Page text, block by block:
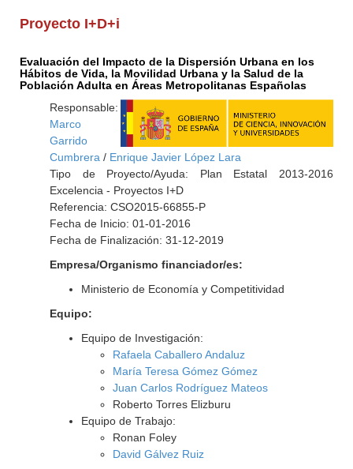
Proyecto I+D+i
Evaluación del Impacto de la Dispersión Urbana en los
Hábitos de Vida, la Movilidad Urbana y la Salud de la
Población Adulta en Áreas Metropolitanas Españolas
Responsable:
Marco
Garrido
Cumbrera / Enrique Javier López Lara
Tipo de Proyecto/Ayuda: Plan Estatal 2013-2016
Excelencia - Proyectos I+D
Referencia: CSO2015-66855-P
Fecha de Inicio: 01-01-2016
Fecha de Finalización: 31-12-2019
Empresa/Organismo financiador/es:
Ministerio de Economía y Competitividad
Equipo:
Equipo de Investigación:
Rafaela Caballero Andaluz
María Teresa Gómez Gómez
Juan Carlos Rodríguez Mateos
Roberto Torres Elizburu
Equipo de Trabajo:
Ronan Foley
David Gálvez Ruiz